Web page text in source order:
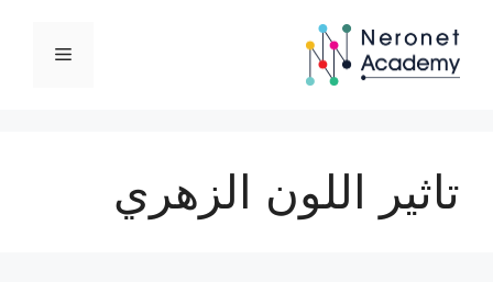
المحتوى
القائمة
تاثير اللون الزهري